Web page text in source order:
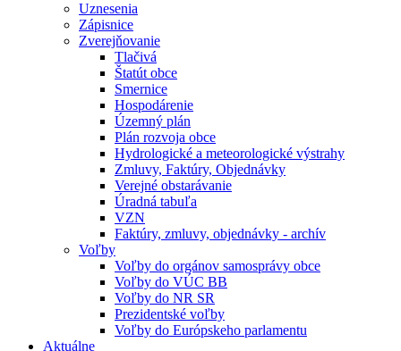
Uznesenia
Zápisnice
Zverejňovanie
Tlačivá
Štatút obce
Smernice
Hospodárenie
Územný plán
Plán rozvoja obce
Hydrologické a meteorologické výstrahy
Zmluvy, Faktúry, Objednávky
Verejné obstarávanie
Úradná tabuľa
VZN
Faktúry, zmluvy, objednávky - archív
Voľby
Voľby do orgánov samosprávy obce
Voľby do VÚC BB
Voľby do NR SR
Prezidentské voľby
Voľby do Európskeho parlamentu
Aktuálne